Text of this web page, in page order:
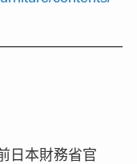
日本財務省官